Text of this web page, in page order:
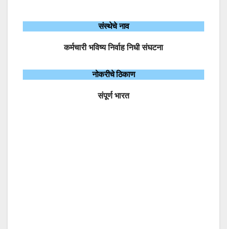
संस्थेचे नाव
कर्मचारी भविष्य निर्वाह निधी संघटना
नोकरीचे ठिकाण
संपूर्ण भारत